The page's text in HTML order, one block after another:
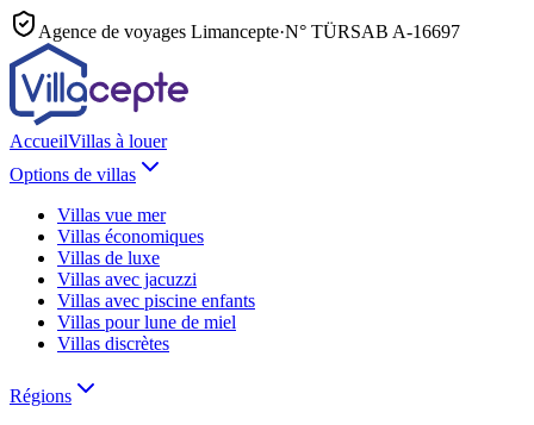
Agence de voyages Limancepte·N° TÜRSAB A-16697
AccueilVillas à louer
Options de villas
Villas vue mer
Villas économiques
Villas de luxe
Villas avec jacuzzi
Villas avec piscine enfants
Villas pour lune de miel
Villas discrètes
Régions